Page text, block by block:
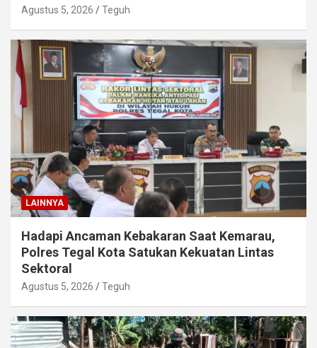
Agustus 5, 2026 Teguh
LAINNYA
Hadapi Ancaman Kebakaran Saat Kemarau,
Polres Tegal Kota Satukan Kekuatan Lintas
Sektoral
Agustus 5, 2026 Teguh